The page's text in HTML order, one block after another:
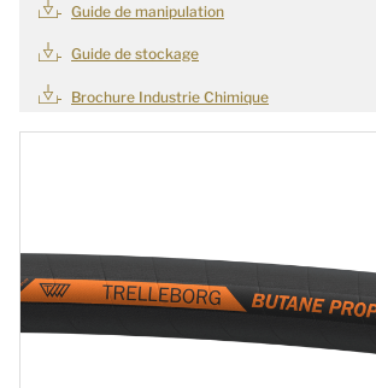
Guide de manipulation
Guide de stockage
Brochure Industrie Chimique